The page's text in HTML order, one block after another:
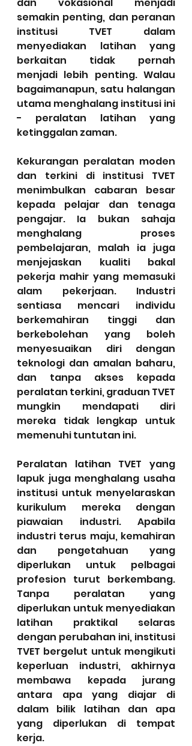
semakin penting, dan peranan
institusi TVET dalam
menyediakan latihan yang
berkaitan tidak pernah
menjadi lebih penting. Walau
bagaimanapun, satu halangan
utama menghalang institusi ini
- peralatan latihan yang
ketinggalan zaman.
Kekurangan peralatan moden
dan terkini di institusi TVET
menimbulkan cabaran besar
kepada pelajar dan tenaga
pengajar. Ia bukan sahaja
menghalang proses
pembelajaran, malah ia juga
menjejaskan kualiti bakal
pekerja mahir yang memasuki
alam pekerjaan. Industri
sentiasa mencari individu
berkemahiran tinggi dan
berkebolehan yang boleh
menyesuaikan diri dengan
teknologi dan amalan baharu,
dan tanpa akses kepada
peralatan terkini, graduan TVET
mungkin mendapati diri
mereka tidak lengkap untuk
memenuhi tuntutan ini.
Peralatan latihan TVET yang
lapuk juga menghalang usaha
institusi untuk menyelaraskan
kurikulum mereka dengan
piawaian industri. Apabila
industri terus maju, kemahiran
dan pengetahuan yang
diperlukan untuk pelbagai
profesion turut berkembang.
Tanpa peralatan yang
diperlukan untuk menyediakan
latihan praktikal selaras
dengan perubahan ini, institusi
TVET bergelut untuk mengikuti
keperluan industri, akhirnya
membawa kepada jurang
antara apa yang diajar di
dalam bilik latihan dan apa
yang diperlukan di tempat
kerja.